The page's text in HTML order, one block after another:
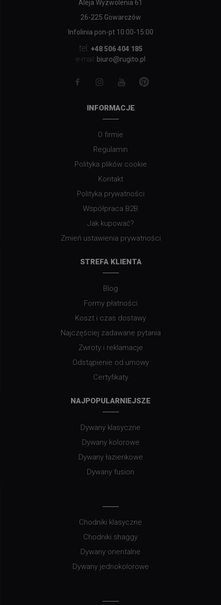
Aleja Wyzwolenia 61
26-225 Gowarczów
Infolinia pon-pt 10:00-15:00
tel. +48 506 404 185
e-mail: biuro@rugito.pl
INFORMACJE
O firmie
Regulamin
Polityka plików cookie
Kontakt
Polityka prywatności
Współpraca B2B
Jak kupować?
Zmień ustawienia prywatności
STREFA KLIENTA
Blog
Formy płatności
Koszt i czas dostawy
Najczęściej zadawane pytania
Zwroty i reklamacje
Odstąpienie od umowy
Certyfikaty
NAJPOPULARNIEJSZE
Dywany klasyczne
Dywany kolorowe
Dywany łazienkowe
Dywany fusion
Chodniki klasyczne
Chodniki shaggy
Dywany orientalne
Dywany jednokolorowe